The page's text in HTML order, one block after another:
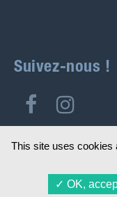
Suivez-nous !
Ville de Vern-sur-
This site uses cookies
✓ OK,